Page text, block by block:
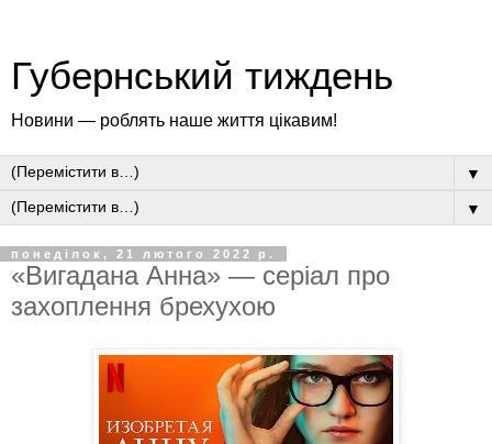
Губернський тиждень
Новини — роблять наше життя цікавим!
▼
▼
понеділок, 21 лютого 2022 р.
«Вигадана Анна» — серіал про
захоплення брехухою